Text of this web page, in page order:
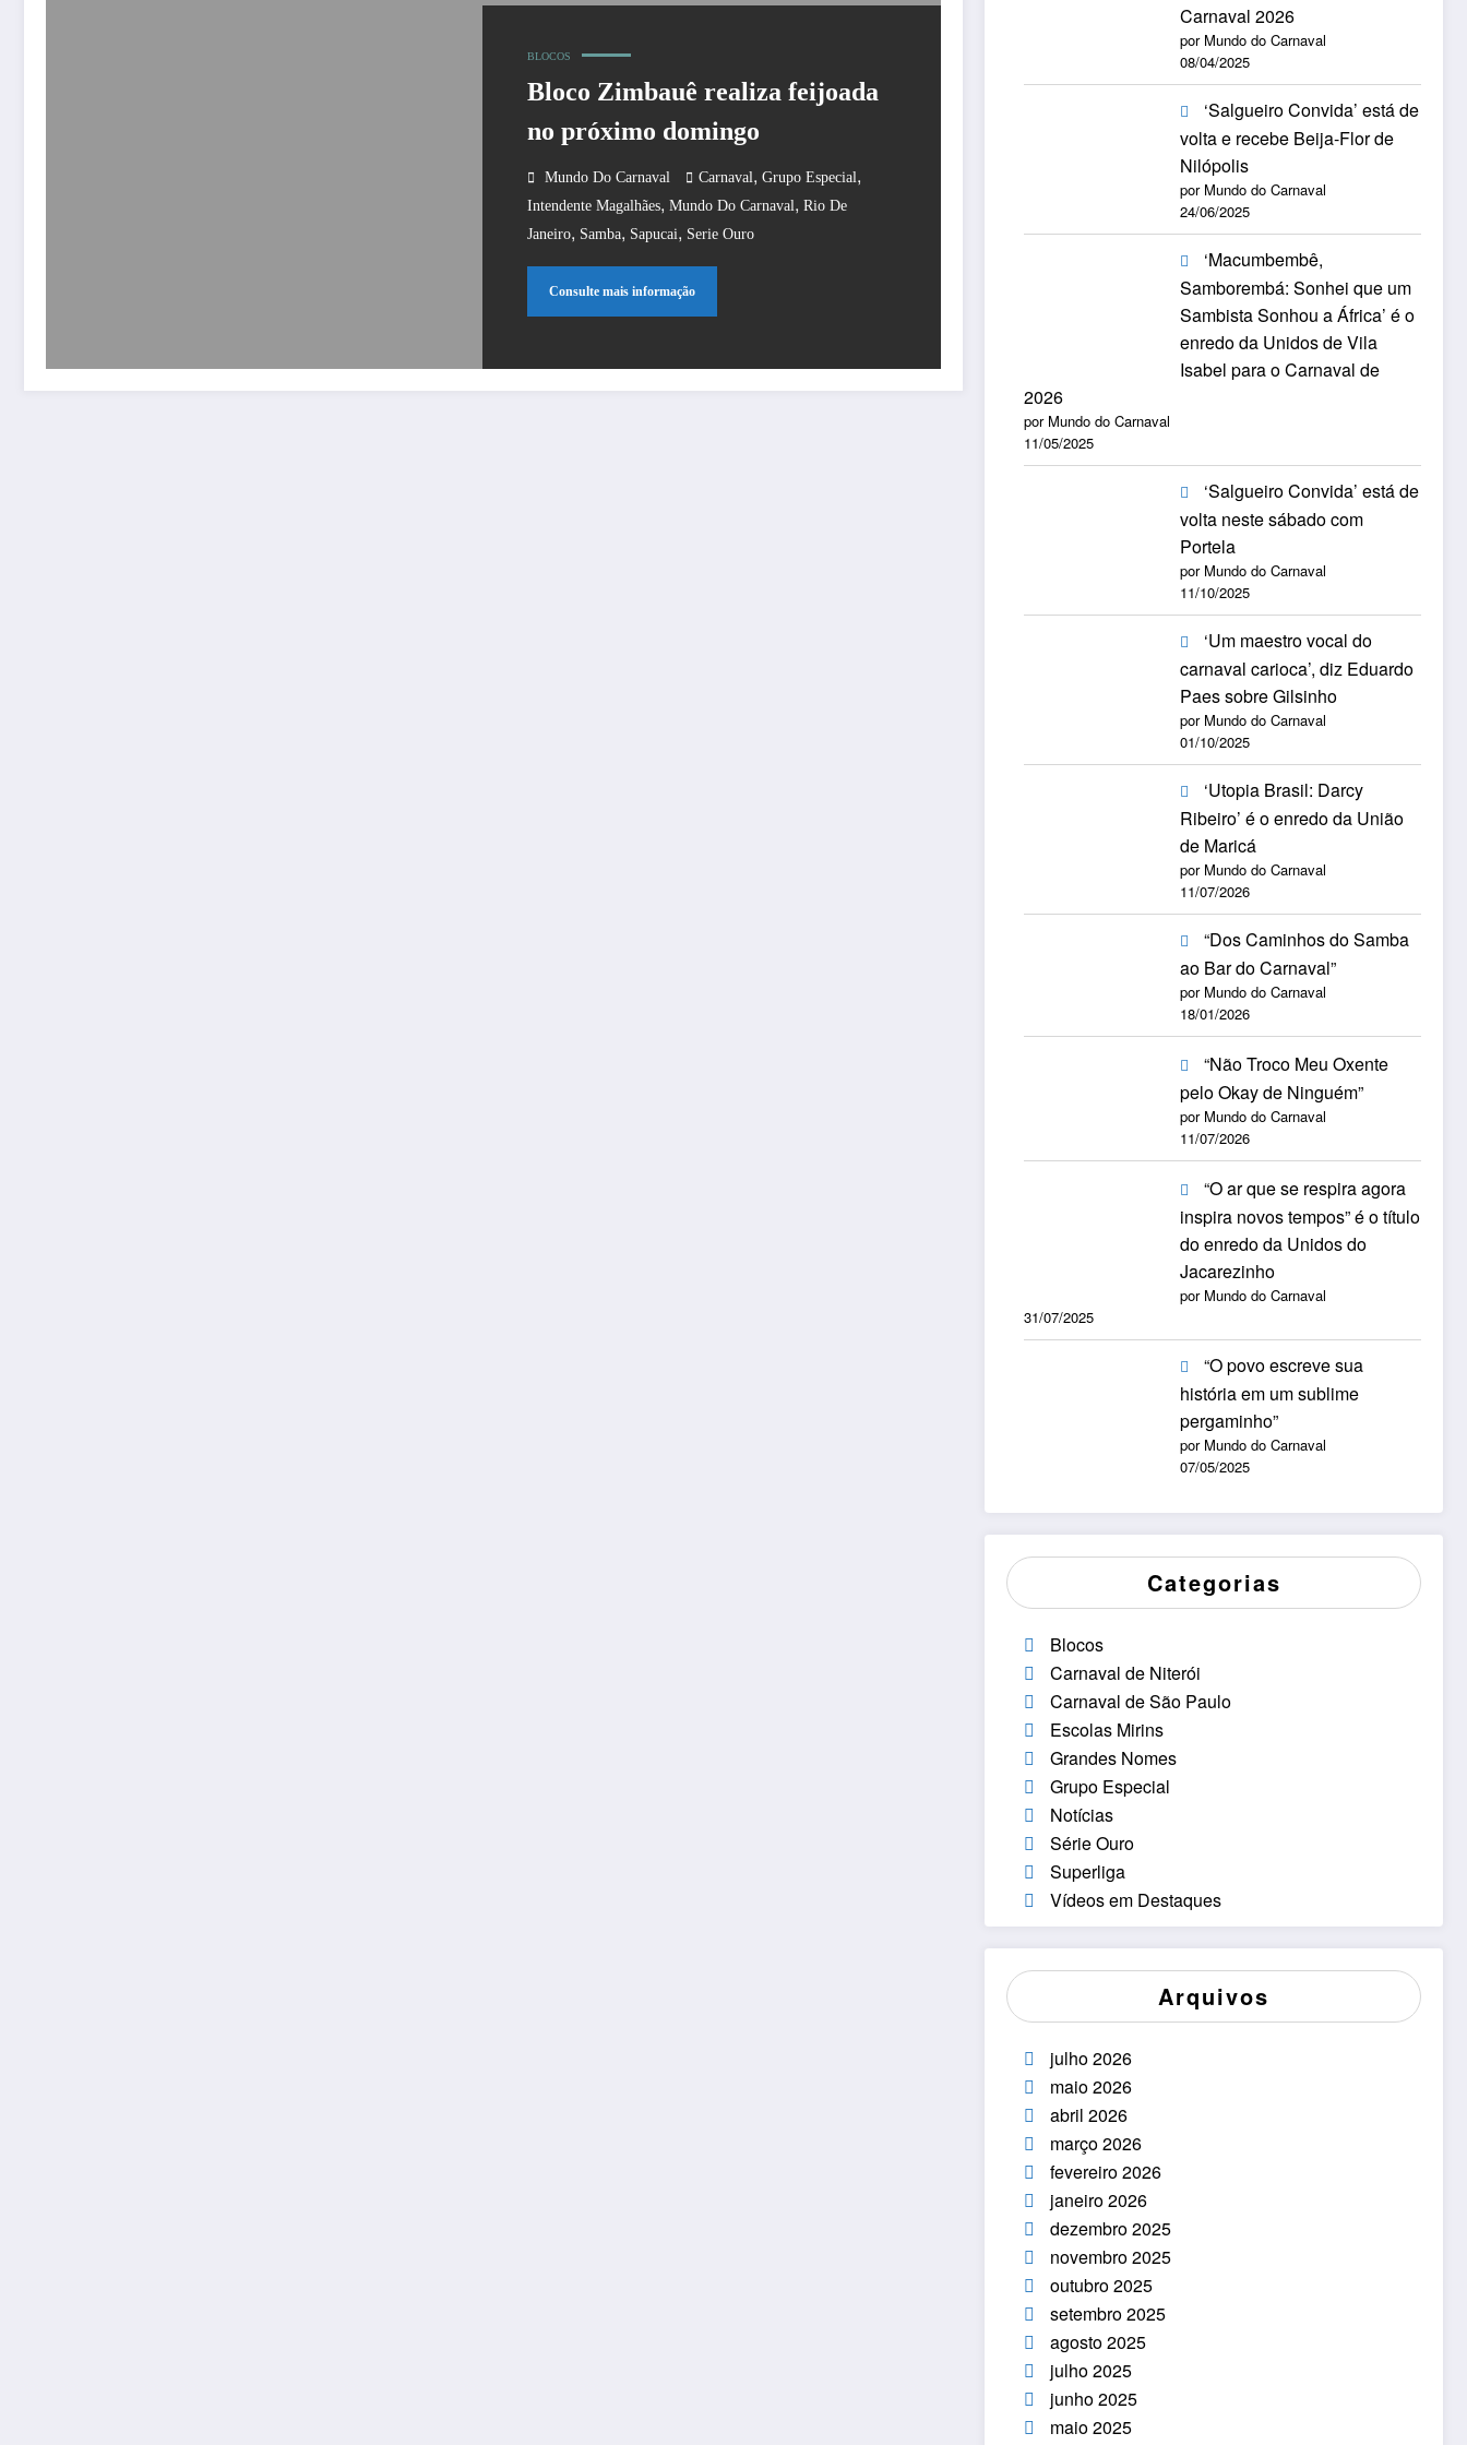
BLOCOS
Bloco Zimbauê realiza feijoada
no próximo domingo
Mundo Do Carnaval Carnaval, Grupo Especial,
Intendente Magalhães, Mundo Do Carnaval, Rio De
Janeiro, Samba, Sapucai, Serie Ouro
Consulte mais informação
Carnaval 2026
por Mundo do Carnaval
08/04/2025
‘Salgueiro Convida’ está de
volta e recebe Beija-Flor de
Nilópolis
por Mundo do Carnaval
24/06/2025
‘Macumbembê,
Samborembá: Sonhei que um
Sambista Sonhou a África’ é o
enredo da Unidos de Vila
Isabel para o Carnaval de
2026
por Mundo do Carnaval
11/05/2025
‘Salgueiro Convida’ está de
volta neste sábado com
Portela
por Mundo do Carnaval
11/10/2025
‘Um maestro vocal do
carnaval carioca’, diz Eduardo
Paes sobre Gilsinho
por Mundo do Carnaval
01/10/2025
‘Utopia Brasil: Darcy
Ribeiro’ é o enredo da União
de Maricá
por Mundo do Carnaval
11/07/2026
“Dos Caminhos do Samba
ao Bar do Carnaval”
por Mundo do Carnaval
18/01/2026
“Não Troco Meu Oxente
pelo Okay de Ninguém”
por Mundo do Carnaval
11/07/2026
“O ar que se respira agora
inspira novos tempos” é o título
do enredo da Unidos do
Jacarezinho
por Mundo do Carnaval
31/07/2025
“O povo escreve sua
história em um sublime
pergaminho”
por Mundo do Carnaval
07/05/2025
Categorias
Blocos
Carnaval de Niterói
Carnaval de São Paulo
Escolas Mirins
Grandes Nomes
Grupo Especial
Notícias
Série Ouro
Superliga
Vídeos em Destaques
Arquivos
julho 2026
maio 2026
abril 2026
março 2026
fevereiro 2026
janeiro 2026
dezembro 2025
novembro 2025
outubro 2025
setembro 2025
agosto 2025
julho 2025
junho 2025
maio 2025